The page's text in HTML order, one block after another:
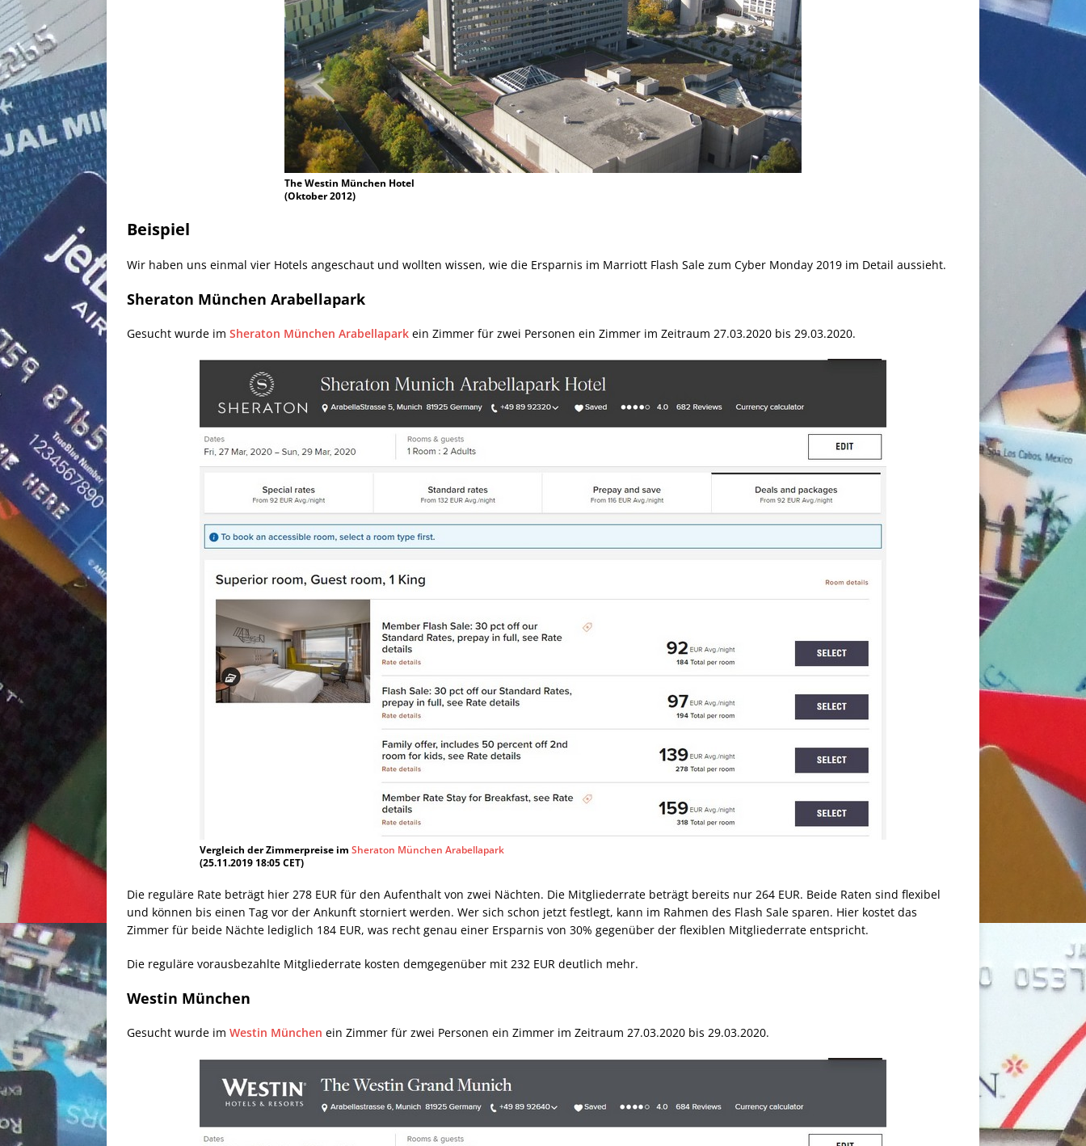
The Westin München Hotel
(Oktober 2012)
Beispiel
Wir haben uns einmal vier Hotels angeschaut und wollten wissen, wie die Ersparnis im Marriott Flash Sale zum Cyber Monday 2019 im Detail aussieht.
Sheraton München Arabellapark
Gesucht wurde im Sheraton München Arabellapark ein Zimmer für zwei Personen ein Zimmer im Zeitraum 27.03.2020 bis 29.03.2020.
Vergleich der Zimmerpreise im Sheraton München Arabellapark
(25.11.2019 18:05 CET)
Die reguläre Rate beträgt hier 278 EUR für den Aufenthalt von zwei Nächten. Die Mitgliederrate beträgt bereits nur 264 EUR. Beide Raten sind flexibel
und können bis einen Tag vor der Ankunft storniert werden. Wer sich schon jetzt festlegt, kann im Rahmen des Flash Sale sparen. Hier kostet das
Zimmer für beide Nächte lediglich 184 EUR, was recht genau einer Ersparnis von 30% gegenüber der flexiblen Mitgliederrate entspricht.
Die reguläre vorausbezahlte Mitgliederrate kosten demgegenüber mit 232 EUR deutlich mehr.
Westin München
Gesucht wurde im Westin München ein Zimmer für zwei Personen ein Zimmer im Zeitraum 27.03.2020 bis 29.03.2020.